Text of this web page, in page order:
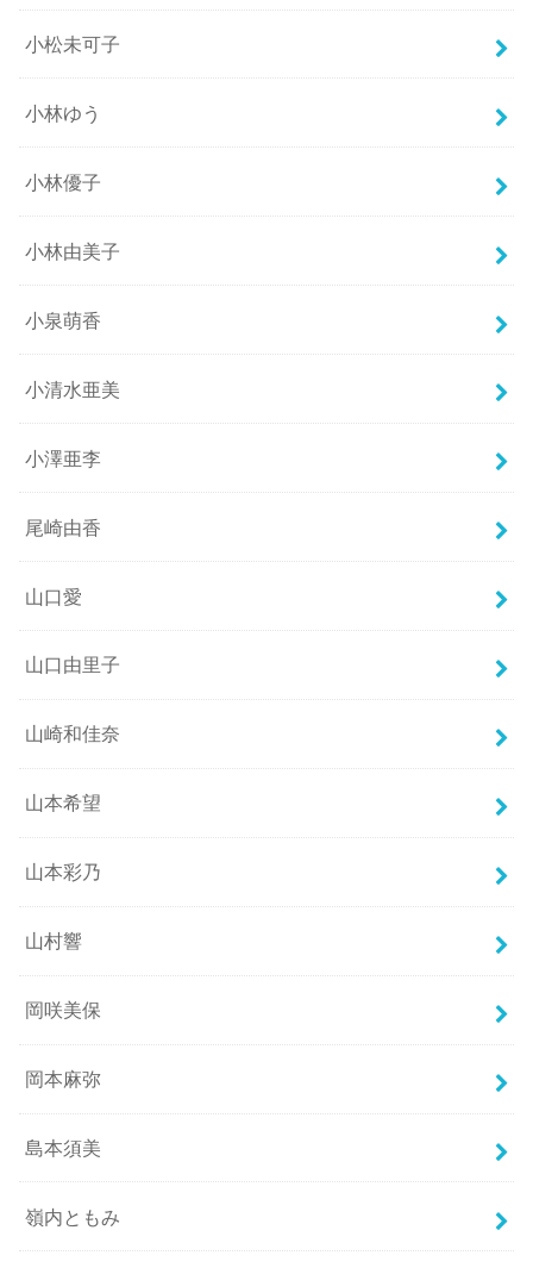
小松未可子
小林ゆう
小林優子
小林由美子
小泉萌香
小清水亜美
小澤亜李
尾崎由香
山口愛
山口由里子
山崎和佳奈
山本希望
山本彩乃
山村響
岡咲美保
岡本麻弥
島本須美
嶺内ともみ